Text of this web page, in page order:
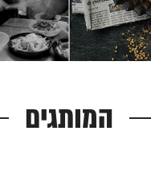
המותגים